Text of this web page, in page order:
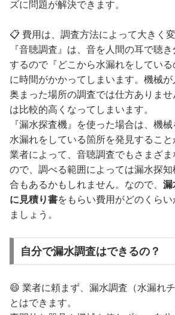
ズに問題が解決できます。
📋 費用は、調査方法によって大きく変
『音聴調査』は、音を人間の耳で聴
するので『どこから水漏れをしてい
に時間がかかってしまいます。機械
奥まった場所の調査では仕方ありま
は比較的高くなってしまいます。
『漏水探査機』を使った場合は、機
水漏れをしている箇所を発見すること
業者によって、音聴調査でもさまざ
ので、調べる範囲によっては漏水探
合もあるかもしれません。なので、 漏
に見積り書をもらい費用がどのくら
ましょう。
自分で漏水調査はできるの？
😄 業者に頼まず、漏水調査（水漏れ
とはできます。